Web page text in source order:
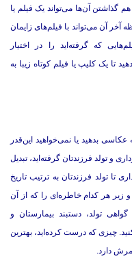
گذاشتن آن‌ها می‌تواند یک فیلم یا
آن می‌تواند با فیلم‌های زایمان
که گرفته‌اید را در اختیار
تا یک کلیپ یا فیلم کوتاه زیبا به
عکاسی بدهید یا نمی‌خواهید این‌قدر
و تولد فرزندتان گرفته‌اید، تبدیل
تا تولد فرزندتان به ترتیب تاریخ
و زیر هر کدام خاطره‌ای را که از آن
تولد، دستبند بیمارستان و
چیزی که درست کرده‌اید، بهترین
دارد.